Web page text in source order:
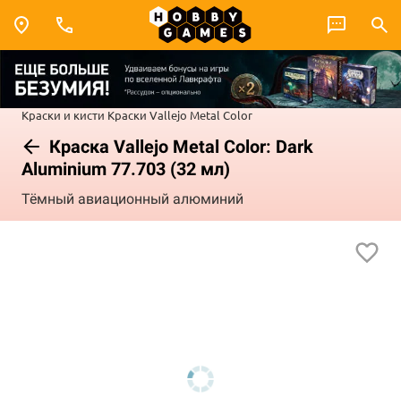
Краски и кисти Краски Vallejo Metal Color
Краска Vallejo Metal Color: Dark
Aluminium 77.703 (32 мл)
Тёмный авиационный алюминий